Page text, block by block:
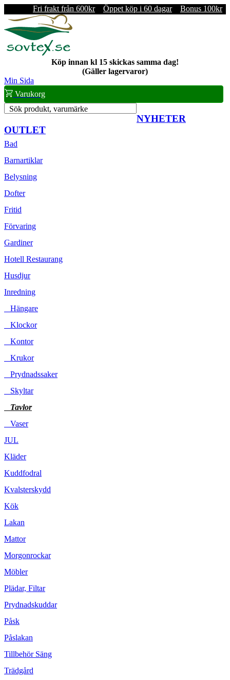
Fri frakt från 600kr Öppet köp i 60 dagar Bonus 100kr
Köp innan kl 15 skickas samma dag!
(Gäller lagervaror)
Min Sida
Varukorg
Sök produkt, varumärke
NYHETER
OUTLET
Bad
Barnartiklar
Belysning
Dofter
Fritid
Förvaring
Gardiner
Hotell Restaurang
Husdjur
Inredning
Hängare
Klockor
Kontor
Krukor
Prydnadssaker
Skyltar
Tavlor
Vaser
JUL
Kläder
Kuddfodral
Kvalsterskydd
Kök
Lakan
Mattor
Morgonrockar
Möbler
Plädar, Filtar
Prydnadskuddar
Påsk
Påslakan
Tillbehör Säng
Trädgård